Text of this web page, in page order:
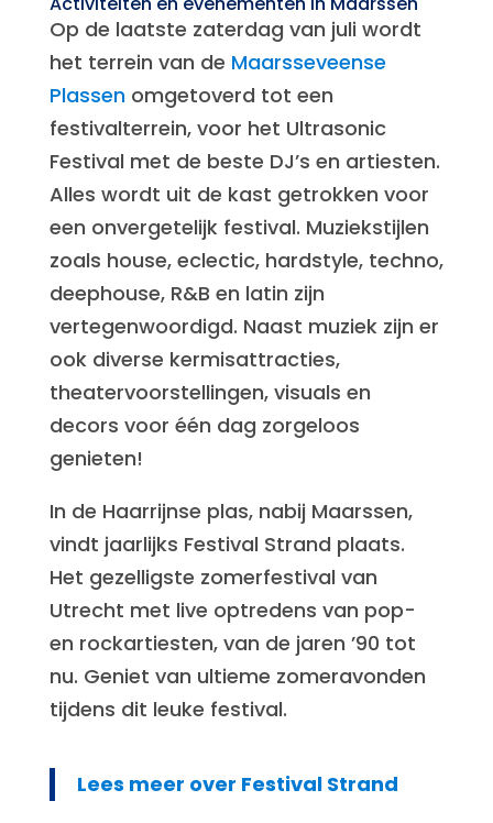
Op de laatste zaterdag van juli wordt
het terrein van de Maarsseveense
Plassenomgetoverd tot een
festivalterrein, voor het Ultrasonic
Festival met de beste DJ’s en artiesten.
Alles wordt uit de kast getrokken voor
een onvergetelijk festival. Muziekstijlen
zoals house, eclectic, hardstyle, techno,
deephouse, R&B en latin zijn
vertegenwoordigd. Naast muziek zijn er
ook diverse kermisattracties,
theatervoorstellingen, visuals en
decors voor één dag zorgeloos
genieten!
In de Haarrijnse plas, nabij Maarssen,
vindt jaarlijks Festival Strand plaats.
Het gezelligste zomerfestival van
Utrecht met live optredens van pop-
en rockartiesten, van de jaren ’90 tot
nu. Geniet van ultieme zomeravonden
tijdens dit leuke festival.
Lees meer over Festival Strand